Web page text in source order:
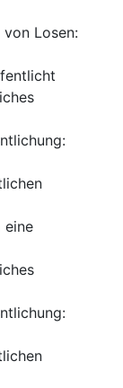
von Losen:
:
eine
: